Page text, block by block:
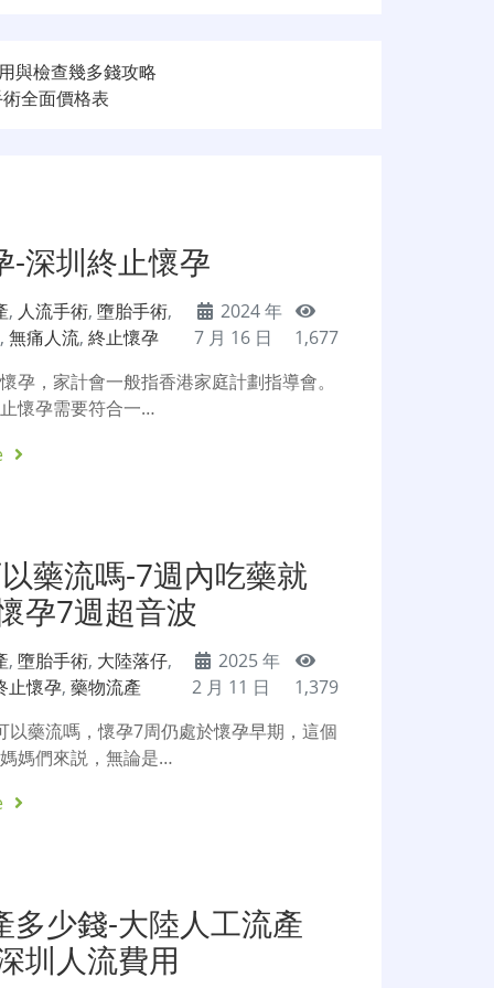
與檢查幾多錢攻略
全面價格表
-深圳終止懷孕
, 人流手術,墮胎手術,
,無痛人流,終止懷孕
2024 年
7 月 16 日
1,677
孕，家計會一般指香港家庭計劃指導會。
懷孕需要符合一…
藥流嗎-7週內吃藥就
孕7週超音波
,墮胎手術, 大陸落仔,
止懷孕,藥物流產
2025 年
2 月 11 日
1,379
以藥流嗎，懷孕7周仍處於懷孕早期，這個
媽們來説，無論是…
多少錢-大陸人工流產
圳人流費用